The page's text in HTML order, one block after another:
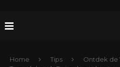
Home Tips
Ontdek de